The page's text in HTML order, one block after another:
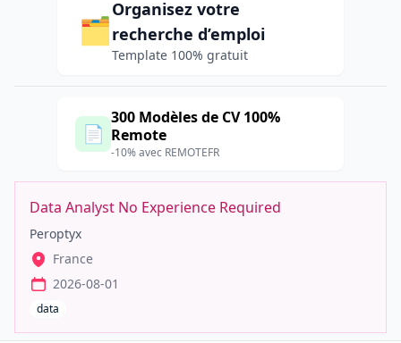
🗂️
Organisez votre
recherche d’emploi
Template 100% gratuit
📄
300 Modèles de CV 100%
Remote
-10% avec REMOTEFR
Data Analyst No Experience Required
Peroptyx
France
2026-08-01
data